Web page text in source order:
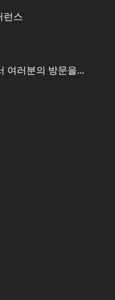
런스
여러분의 방문을...